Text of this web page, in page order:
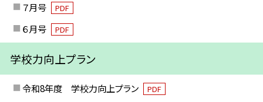
７月号 PDF
６月号 PDF
学校力向上プラン
令和8年度 学校力向上プラン PDF